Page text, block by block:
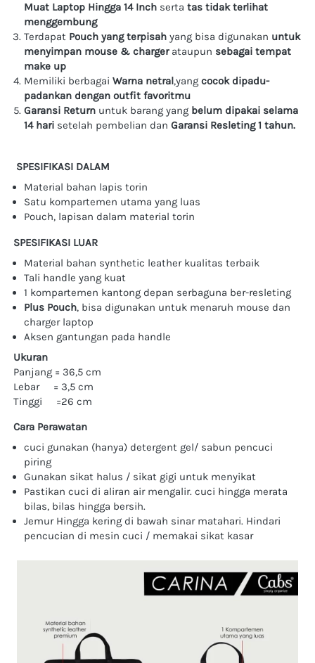
Muat Laptop Hingga 14 Inch serta tas tidak terlihat
menggembung
Terdapat Pouch yang terpisah yang bisa digunakan untuk
menyimpan mouse & charger ataupun sebagai tempat
make up
Memiliki berbagai Warna netral,yang cocok dipadu-
padankan dengan outfit favoritmu
Garansi Return untuk barang yang belum dipakai selama
14 hari setelah pembelian dan Garansi Resleting 1 tahun.
SPESIFIKASI DALAM
Material bahan lapis torin
Satu kompartemen utama yang luas
Pouch, lapisan dalam material torin
SPESIFIKASI LUAR
Material bahan synthetic leather kualitas terbaik
Tali handle yang kuat
1 kompartemen kantong depan serbaguna ber-resleting
Plus Pouch, bisa digunakan untuk menaruh mouse dan
charger laptop
Aksen gantungan pada handle
Ukuran
Panjang = 36,5 cm
Lebar     = 3,5 cm
Tinggi     =26 cm
Cara Perawatan
cuci gunakan (hanya) detergent gel/ sabun pencuci
piring
Gunakan sikat halus / sikat gigi untuk menyikat
Pastikan cuci di aliran air mengalir. cuci hingga merata
bilas, bilas hingga bersih.
Jemur Hingga kering di bawah sinar matahari. Hindari
pencucian di mesin cuci / memakai sikat kasar